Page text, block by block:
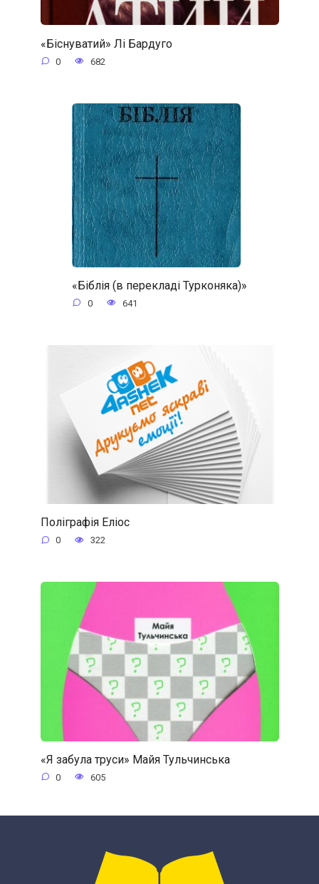
«Біснуватий» Лі Бардуго
0 682
«Біблія (в перекладі Турконяка)»
0 641
Поліграфія Еліос
0 322
«Я забула труси» Майя Тульчинська
0 605